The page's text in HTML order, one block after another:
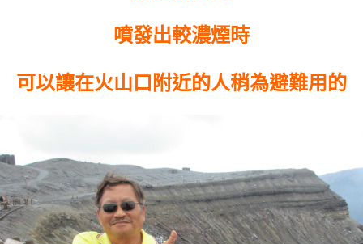
噴發出較濃煙時
可以讓在火山口附近的人稍為避難用的